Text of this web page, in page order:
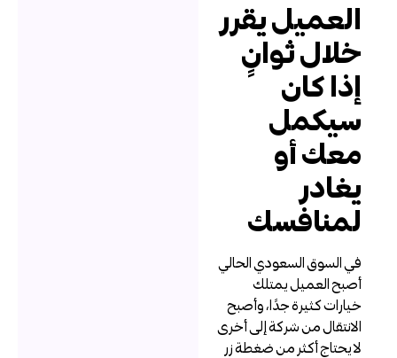
العميل يقرر
خلال ثوانٍ
إذا كان
سيكمل
معك أو
يغادر
لمنافسك
في السوق السعودي الحالي
أصبح العميل يمتلك
خيارات كثيرة جدًا، وأصبح
الانتقال من شركة إلى أخرى
لا يحتاج أكثر من ضغطة زر